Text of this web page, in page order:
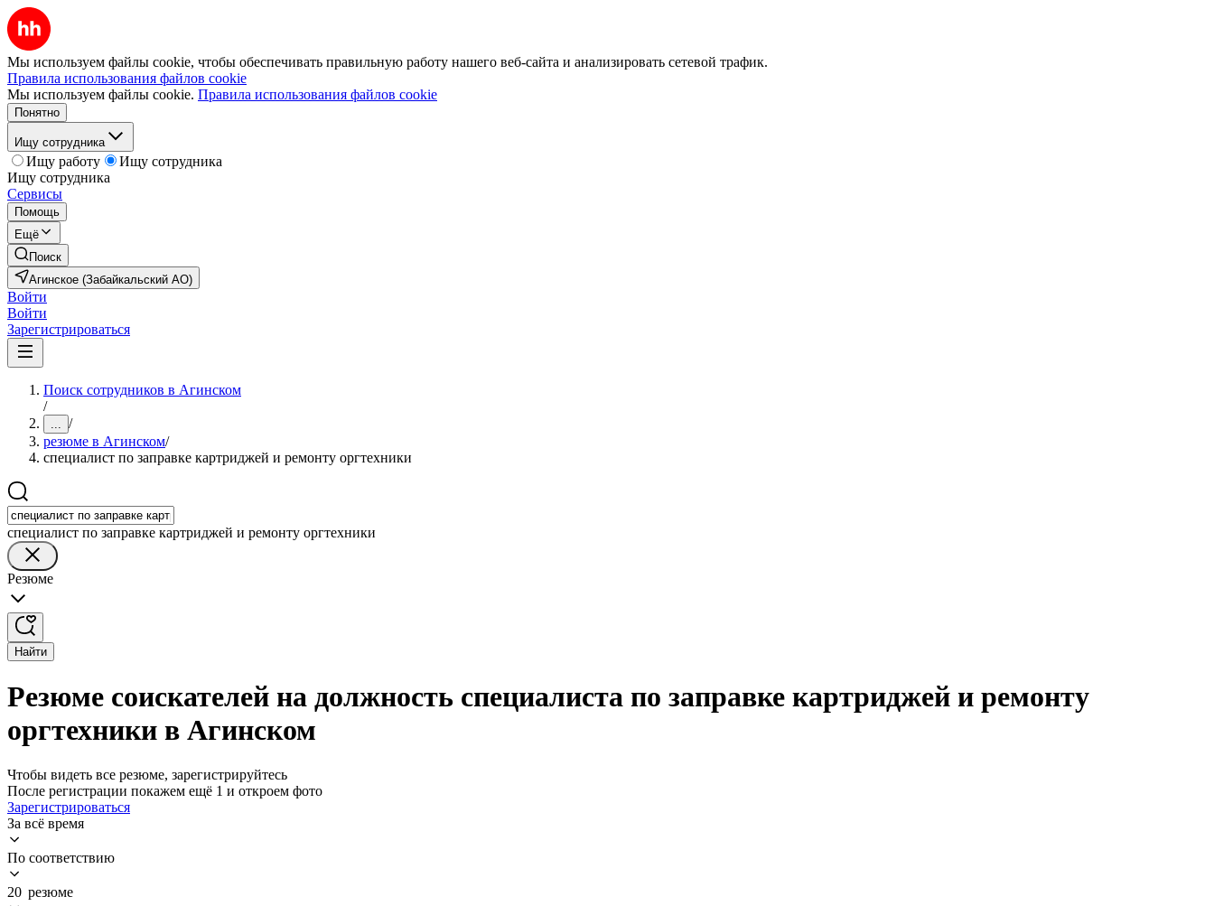
Мы используем файлы cookie, чтобы обеспечивать правильную работу нашего веб-сайта и анализировать сетевой трафик.
Правила использования файлов cookie
Мы используем файлы cookie. Правила использования файлов cookie
Понятно
Ищу сотрудника
Ищу работу
Ищу сотрудника
Ищу сотрудника
Сервисы
Помощь
Ещё
Поиск
Агинское (Забайкальский АО)
Войти
Войти
Зарегистрироваться
Поиск сотрудников в Агинском
/
... /
резюме в Агинском/
специалист по заправке картриджей и ремонту оргтехники
специалист по заправке картриджей и ремонту оргтехники
Резюме
Найти
Резюме соискателей на должность специалиста по заправке картриджей и ремонту
оргтехники в Агинском
Чтобы видеть все резюме, зарегистрируйтесь
После регистрации покажем ещё 1 и откроем фото
Зарегистрироваться
За всё время
По соответствию
20 резюме